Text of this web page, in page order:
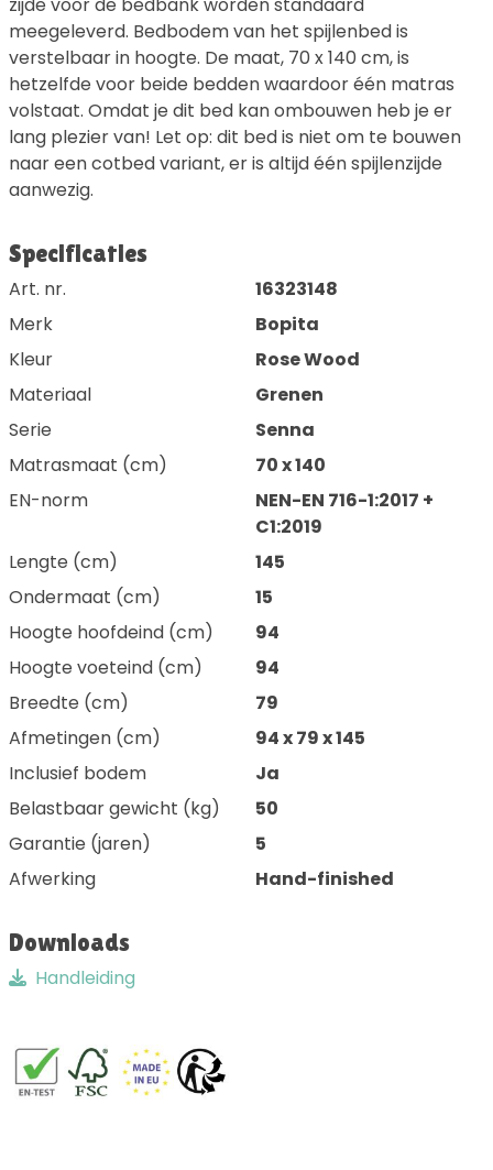
zijde voor de bedbank worden standaard
meegeleverd. Bedbodem van het spijlenbed is
verstelbaar in hoogte. De maat, 70 x 140 cm, is
hetzelfde voor beide bedden waardoor één matras
volstaat. Omdat je dit bed kan ombouwen heb je er
lang plezier van! Let op: dit bed is niet om te bouwen
naar een cotbed variant, er is altijd één spijlenzijde
aanwezig.
Specificaties
Art. nr.
16323148
Merk
Bopita
Kleur
Rose Wood
Materiaal
Grenen
Serie
Senna
Matrasmaat (cm)
70 x 140
EN-norm
NEN-EN 716-1:2017 +
C1:2019
Lengte (cm)
145
Ondermaat (cm)
15
Hoogte hoofdeind (cm)
94
Hoogte voeteind (cm)
94
Breedte (cm)
79
Afmetingen (cm)
94 x 79 x 145
Inclusief bodem
Ja
Belastbaar gewicht (kg)
50
Garantie (jaren)
5
Afwerking
Hand-finished
Downloads
Handleiding